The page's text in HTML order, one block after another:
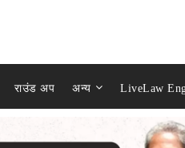
राउंड अप अन्य LiveLaw